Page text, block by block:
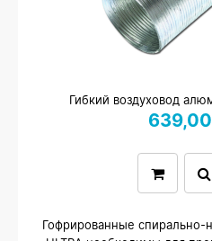
Гибкий воздуховод
Гофрированные спирально-